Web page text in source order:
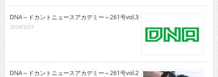
DNA～ドカントニュースアカデミー～261号vol.3
2024/5/27
DNA～ドカントニュースアカデミー～261号vol.2